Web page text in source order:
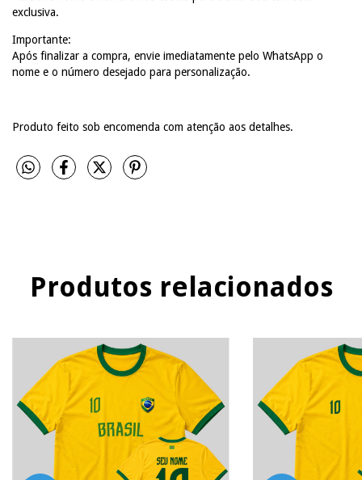
exclusiva.
Importante:
Após finalizar a compra, envie imediatamente pelo WhatsApp o
nome e o número desejado para personalização.
Produto feito sob encomenda com atenção aos detalhes.
Produtos relacionados